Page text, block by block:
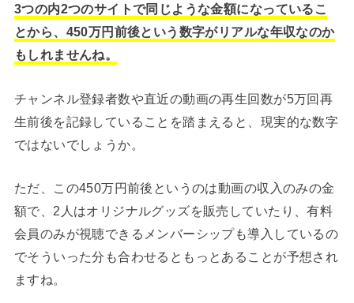
3つの内2つのサイトで同じような金額になっているこ
とから、450万円前後という数字がリアルな年収なのか
もしれませんね。
チャンネル登録者数や直近の動画の再生回数が5万回再
生前後を記録していることを踏まえると、現実的な数字
ではないでしょうか。
ただ、この450万円前後というのは動画の収入のみの金
額で、2人はオリジナルグッズを販売していたり、有料
会員のみが視聴できるメンバーシップも導入しているの
でそういった分も合わせるともっとあることが予想され
ますね。